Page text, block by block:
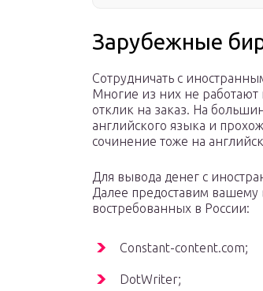
Зарубежные
Сотрудничать с
Многие из них не работают
отклик на заказ. На
английского языка и
сочинение тоже на
Для вывода денег с
Далее предоставим
востребованных в России:
Constant-content.com;
DotWriter;